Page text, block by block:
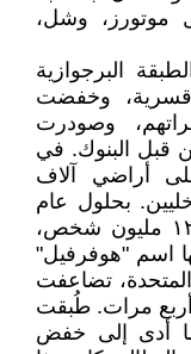
موتورز، وشل،
البرجوازية
قسرية، وخفضت
وصودرت
قبل البنوك. في
على أراضي آلاف
بحلول عام
١٩٣٢، بلغ عدد العاطلين عن العمل ١٢ مليون شخص،
اسم "هوفرفيل"
تضاعفت
أربع مرات. طُبقت
أدى إلى خفض